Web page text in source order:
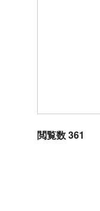
閲覧数 361